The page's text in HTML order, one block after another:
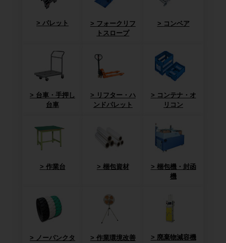
パレット
フォークリフ
トスロープ
コンベア
台車・手押し
台車
リフター・ハ
ンドパレット
コンテナ・オ
リコン
作業台 梱包資材
梱包機・封函
機
ノーパンクタ
作業環境改善 廃棄物減容機